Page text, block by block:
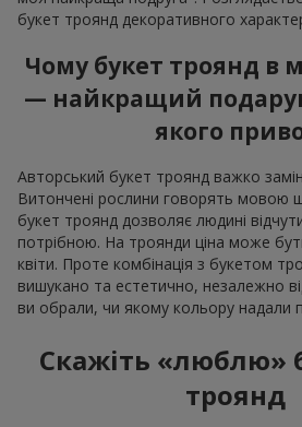
букет троянд декоративного
Чому букет троянд в
— найкращий
якого
Авторський букет троянд важко
Витончені рослини говорять мовою
букет троянд дозволяє людині
потрібною. На троянди ціна може
квіти. Проте комбінація з букетом
вишукано та естетично, незалежно
ви обрали, чи якому кольору надали
Скажіть «люблю»
троянд